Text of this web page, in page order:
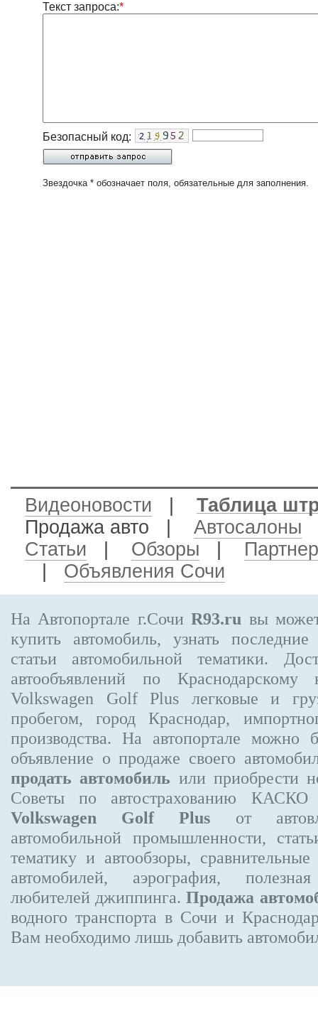
Текст запроса:*
Безопасный код:
Звездочка * обозначает поля, обязательные для заполнения.
Видеоновости
Таблица
Продажа авто
Автосалоны
Статьи
Обзоры
Объявления Сочи
На Автопортале г.СочиR93.ru вы
купить автомобиль, узнать
статьи автомобильной тематики.
автообъявлений по
Volkswagen Golf Plus легковые и
пробегом, город Краснодар,
производства. На автопортале можно
объявление о продаже своего
продать автомобиль или приобрести
Советы по автострахованию
Volkswagen Golf Plus от
автомобильной промышленности,
тематику и автообзоры,
автомобилей, аэрография,
любителей джиппинга.Продажа
водного транспорта в Сочи и
Вам необходимо лишь добавить